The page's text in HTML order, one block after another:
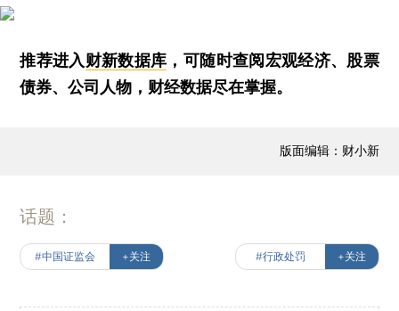
推荐进入财新数据库 ，可随时查阅宏观经济、股票
债券、公司人物，财经数据尽在掌握。
版面编辑：财小新
话题：
#中国证监会 +关注 #行政处罚 +关注